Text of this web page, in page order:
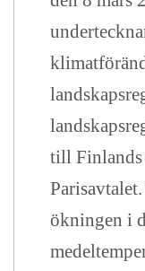
till Finlands
ökningen i